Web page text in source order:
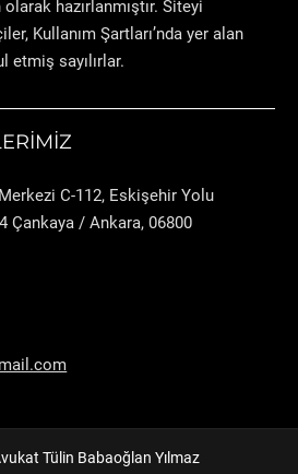
hazırlanmıştır. Siteyi
Kullanım Şartları’nda yer alan
etmiş sayılırlar.
C-112, Eskişehir Yolu
Çankaya / Ankara, 06800
Tülin Babaoğlan Yılmaz